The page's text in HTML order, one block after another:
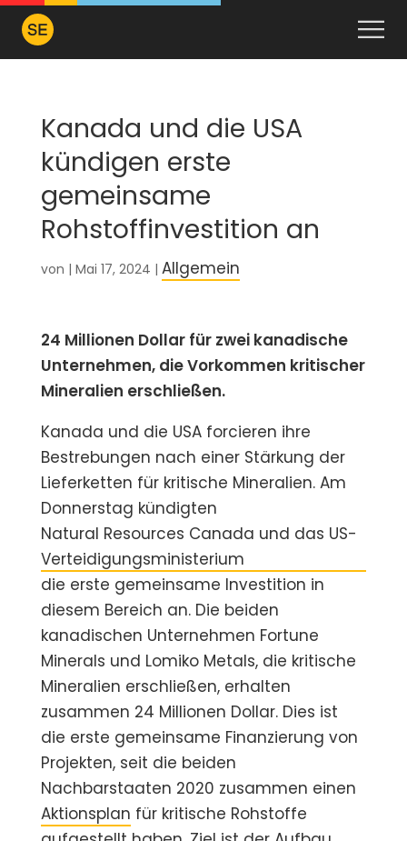
Kanada und die USA
kündigen erste
gemeinsame
Rohstoffinvestition an
von | Mai 17, 2024 | Allgemein
24 Millionen Dollar für zwei kanadische
Unternehmen, die Vorkommen kritischer
Mineralien erschließen.
Kanada und die USA forcieren ihre
Bestrebungen nach einer Stärkung der
Lieferketten für kritische Mineralien. Am
Donnerstag kündigten
Natural Resources Canada und das US-
Verteidigungsministerium
die erste gemeinsame Investition in
diesem Bereich an. Die beiden
kanadischen Unternehmen Fortune
Minerals und Lomiko Metals, die kritische
Mineralien erschließen, erhalten
zusammen 24 Millionen Dollar. Dies ist
die erste gemeinsame Finanzierung von
Projekten, seit die beiden
Nachbarstaaten 2020 zusammen einen
Aktionsplan für kritische Rohstoffe